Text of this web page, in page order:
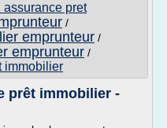
assurance pret
/
emprunteur /
emprunteur /
immobilier
prêt immobilier -